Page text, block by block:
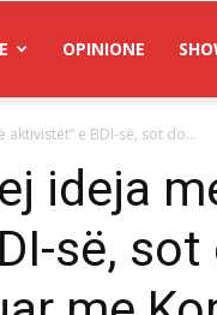
OPINIONE
e BDI-së, sot do...
ideja
së,